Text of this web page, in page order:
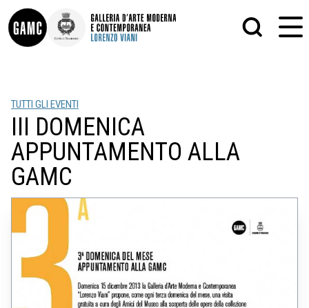
INFO
CONTATTI
DIDATTICA
SHOP
LE COLLEZIONI
GLI AUTORI
LORENZO VIANI
EVENTI
PALAZZO DELLE MUSE
STAMPA
ALTRO
TUTTI GLI EVENTI
III DOMENICA
APPUNTAMENTO ALLA
GAMC